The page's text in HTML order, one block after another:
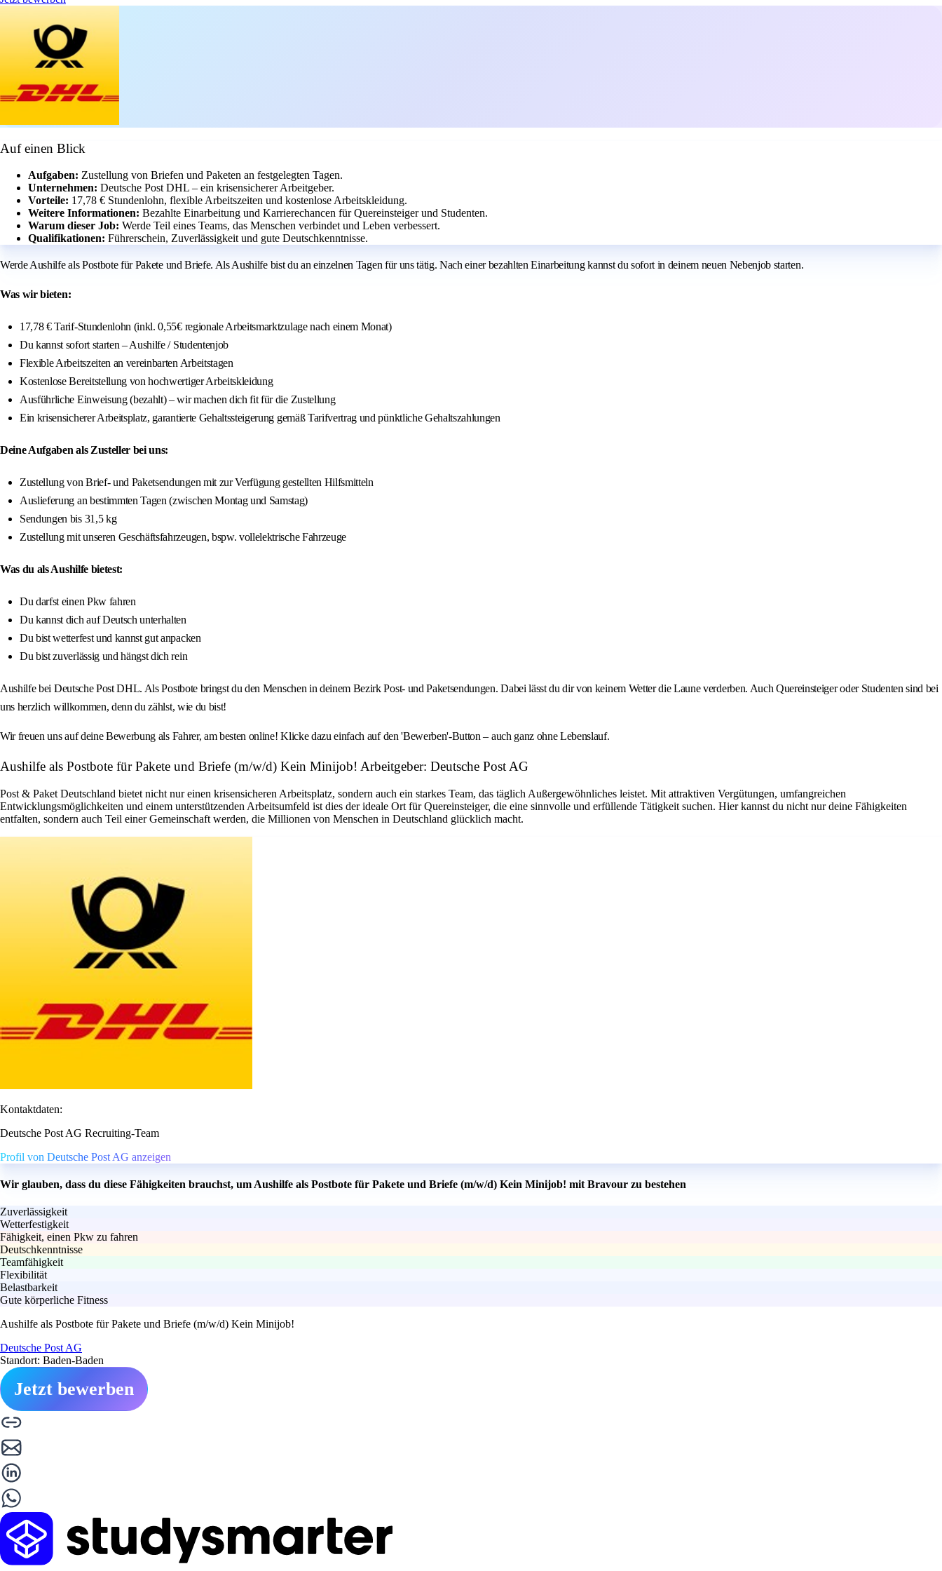
Auf einen Blick
Aufgaben: Zustellung von Briefen und Paketen an festgelegten Tagen.
Unternehmen: Deutsche Post DHL – ein krisensicherer Arbeitgeber.
Vorteile: 17,78 € Stundenlohn, flexible Arbeitszeiten und kostenlose Arbeitskleidung.
Weitere Informationen: Bezahlte Einarbeitung und Karrierechancen für Quereinsteiger und Studenten.
Warum dieser Job: Werde Teil eines Teams, das Menschen verbindet und Leben verbessert.
Qualifikationen: Führerschein, Zuverlässigkeit und gute Deutschkenntnisse.
Werde Aushilfe als Postbote für Pakete und Briefe. Als Aushilfe bist du an einzelnen Tagen für uns tätig. Nach einer bezahlten Einarbeitung kannst du sofort in deinem neuen Nebenjob starten.
Was wir bieten:
17,78 € Tarif-Stundenlohn (inkl. 0,55€ regionale Arbeitsmarktzulage nach einem Monat)
Du kannst sofort starten – Aushilfe / Studentenjob
Flexible Arbeitszeiten an vereinbarten Arbeitstagen
Kostenlose Bereitstellung von hochwertiger Arbeitskleidung
Ausführliche Einweisung (bezahlt) – wir machen dich fit für die Zustellung
Ein krisensicherer Arbeitsplatz, garantierte Gehaltssteigerung gemäß Tarifvertrag und pünktliche Gehaltszahlungen
Deine Aufgaben als Zusteller bei uns:
Zustellung von Brief- und Paketsendungen mit zur Verfügung gestellten Hilfsmitteln
Auslieferung an bestimmten Tagen (zwischen Montag und Samstag)
Sendungen bis 31,5 kg
Zustellung mit unseren Geschäftsfahrzeugen, bspw. vollelektrische Fahrzeuge
Was du als Aushilfe bietest:
Du darfst einen Pkw fahren
Du kannst dich auf Deutsch unterhalten
Du bist wetterfest und kannst gut anpacken
Du bist zuverlässig und hängst dich rein
Aushilfe bei Deutsche Post DHL. Als Postbote bringst du den Menschen in deinem Bezirk Post- und Paketsendungen. Dabei lässt du dir von keinem Wetter die Laune verderben. Auch Quereinsteiger oder Studenten sind bei
uns herzlich willkommen, denn du zählst, wie du bist!
Wir freuen uns auf deine Bewerbung als Fahrer, am besten online! Klicke dazu einfach auf den 'Bewerben'-Button – auch ganz ohne Lebenslauf.
Aushilfe als Postbote für Pakete und Briefe (m/w/d) Kein Minijob! Arbeitgeber: Deutsche Post AG
Post & Paket Deutschland bietet nicht nur einen krisensicheren Arbeitsplatz, sondern auch ein starkes Team, das täglich Außergewöhnliches leistet. Mit attraktiven Vergütungen, umfangreichen
Entwicklungsmöglichkeiten und einem unterstützenden Arbeitsumfeld ist dies der ideale Ort für Quereinsteiger, die eine sinnvolle und erfüllende Tätigkeit suchen. Hier kannst du nicht nur deine Fähigkeiten
entfalten, sondern auch Teil einer Gemeinschaft werden, die Millionen von Menschen in Deutschland glücklich macht.
Kontaktdaten:
Deutsche Post AG Recruiting-Team
Profil von Deutsche Post AG anzeigen
Wir glauben, dass du diese Fähigkeiten brauchst, um Aushilfe als Postbote für Pakete und Briefe (m/w/d) Kein Minijob! mit Bravour zu bestehen
Zuverlässigkeit
Wetterfestigkeit
Fähigkeit, einen Pkw zu fahren
Deutschkenntnisse
Teamfähigkeit
Flexibilität
Belastbarkeit
Gute körperliche Fitness
Aushilfe als Postbote für Pakete und Briefe (m/w/d) Kein Minijob!
Deutsche Post AG
Standort: Baden-Baden
Jetzt bewerben